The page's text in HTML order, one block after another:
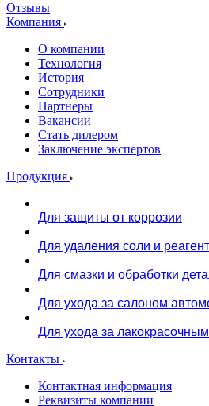
Отзывы
Компания
О компании
Технология
История
Сотрудники
Партнеры
Вакансии
Стать дилером
Заключение экспертов
Продукция
Для защиты от коррозии
Для удаления соли и
Для смазки и обработки
Для ухода за салоном
Для ухода за
Контакты
Контактная информация
Реквизиты компании